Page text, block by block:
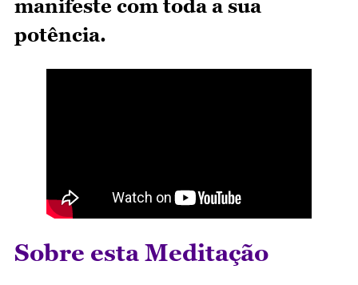
manifeste com toda a sua
potência.
Sobre esta Meditação